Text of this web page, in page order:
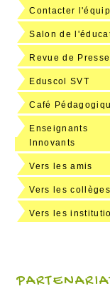
Contacter
Salon de
Revue de Presse
Eduscol SVT
Café
Enseignants
Innovants
Vers les amis
Vers les collèges
Vers les